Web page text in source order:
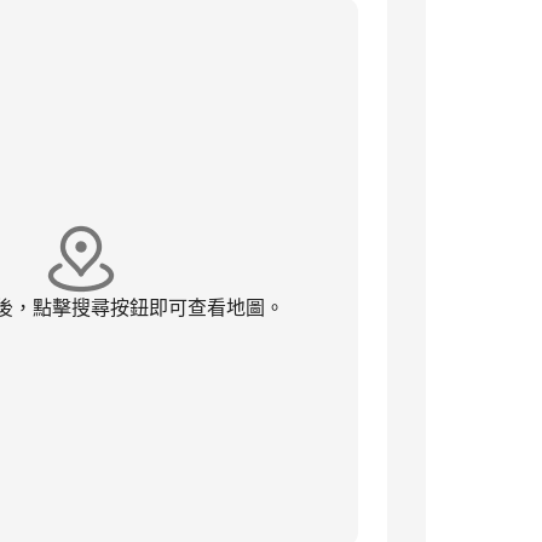
，點擊搜尋按鈕即可查看地圖。